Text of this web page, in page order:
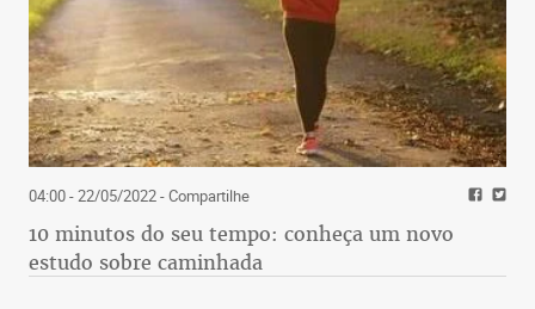
04:00 - 22/05/2022- Compartilhe
10 minutos do seu tempo: conheça um novo
estudo sobre caminhada